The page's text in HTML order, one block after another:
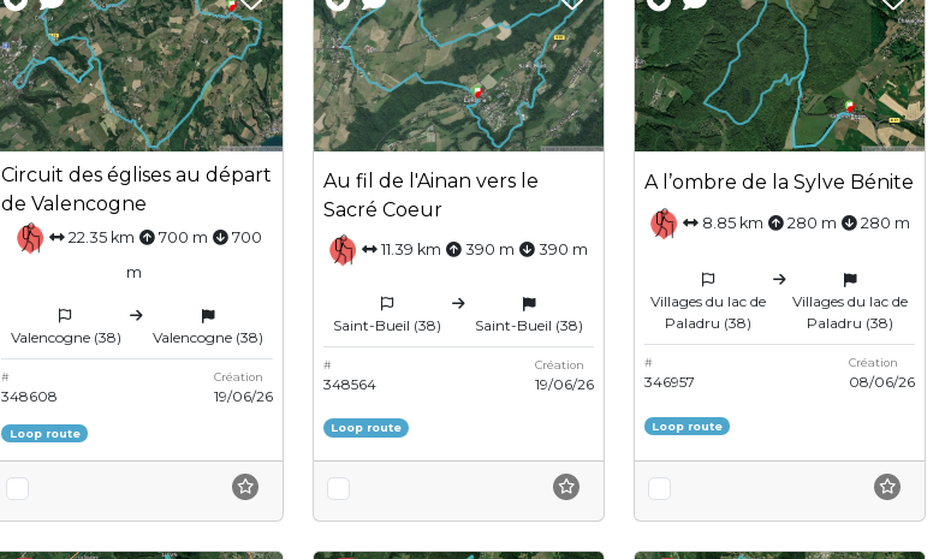
Circuit des églises au départ
de Valencogne
22.35 km 700 m
700
m
Valencogne (38) Valencogne (38)
#
348608
Création
19/06/26
Loop route
Au fil de l'Ainan vers le
Sacré Coeur
11.39 km 390 m 390 m
Saint-Bueil (38) Saint-Bueil (38)
#
348564
Création
19/06/26
Loop route
A l’ombre de la Sylve Bénite
8.85 km 280 m 280 m
Villages du lac de
Paladru (38)
Villages du lac de
Paladru (38)
#
346957
Création
08/06/26
Loop route